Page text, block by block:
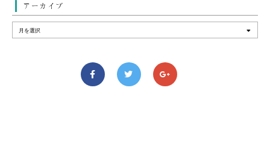
アーカイブ